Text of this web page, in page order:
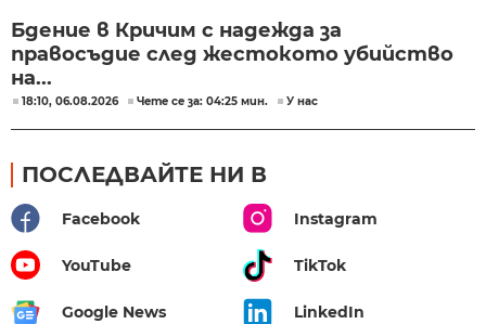
Бдение в Кричим с надежда за
правосъдие след жестокото убийство
на...
18:10, 06.08.2026 Чете се за: 04:25 мин. У нас
ПОСЛЕДВАЙТЕ НИ В
Facebook Instagram
YouTube TikTok
Google News LinkedIn